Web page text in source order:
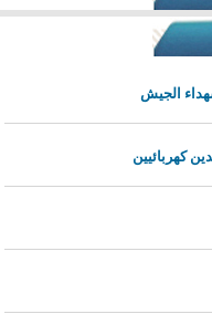
الجيش
كهربائيين